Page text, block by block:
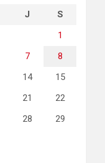
J
S
1
7
8
14
15
21
22
28
29